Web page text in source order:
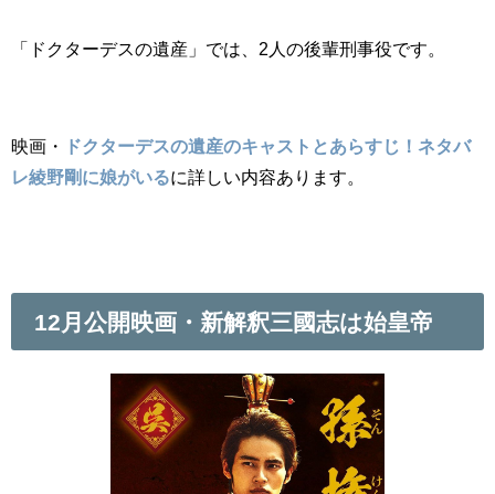
「ドクターデスの遺産」では、2人の後輩刑事役です。
映画・
ドクターデスの遺産のキャストとあらすじ！ネタバ
レ綾野剛に娘がいるに詳しい内容あります。
12月公開映画・新解釈三國志は始皇帝